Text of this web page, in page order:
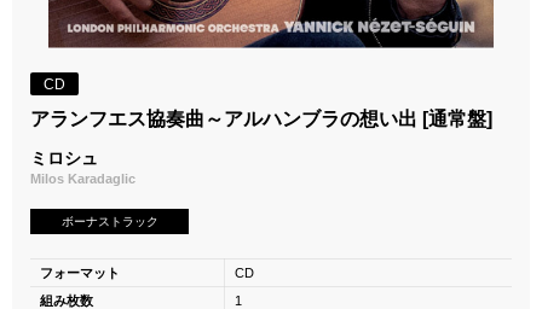
CD
アランフエス協奏曲～アルハンブラの想い出 [通常盤]
ミロシュ
Milos Karadaglic
ボーナストラック
フォーマット
CD
組み枚数
1